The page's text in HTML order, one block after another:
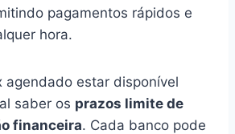
pagamentos rápidos e
hora.
agendado estar disponível
saber os prazos limite de
financeira. Cada banco pode